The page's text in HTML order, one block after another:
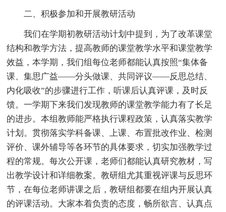
二、积极参加和开展教研活动
我们在学期初教研活动计划中提到，为了改革课堂
结构和教学方法，提高教师的课堂教学水平和课堂教学
效益，本学期，我们组每位老师都能认真按照“集体备
课、集思广益——分头做课、共同评议——反思总结、
内化吸收”的步骤进行工作，听课后认真评课，及时反
馈。一学期下来我们发现教师的课堂教学能力有了长足
的进步。本组教师能严格执行课程政策，认真落实教学
计划。贯彻落实学科备课、上课、布置批改作业、检测
评价、课外辅导等各环节的具体要求，切实加强教学过
程的常规。每次公开课，老师们都能认真研究教材，写
出教学设计和详细教案。教研组尤其重视评课与反思环
节，在每位老师讲课之后，教研组都要在组内开展认真
的评课活动。大家本着负责的态度，畅所欲言、认真点